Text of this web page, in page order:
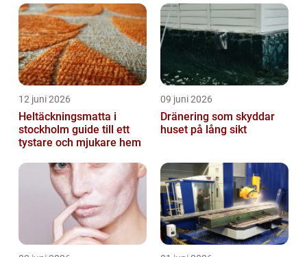
12 juni 2026
Heltäckningsmatta i
stockholm guide till ett
tystare och mjukare hem
09 juni 2026
Dränering som skyddar
huset på lång sikt